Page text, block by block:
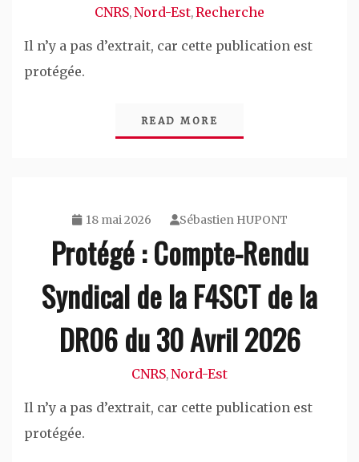
CNRS,Nord-Est,Recherche
Il n’y a pas d’extrait, car cette publication est
protégée.
READ MORE
18 mai 2026 Sébastien HUPONT
Protégé : Compte-Rendu
Syndical de la F4SCT de la
DR06 du 30 Avril 2026
CNRS,Nord-Est
Il n’y a pas d’extrait, car cette publication est
protégée.